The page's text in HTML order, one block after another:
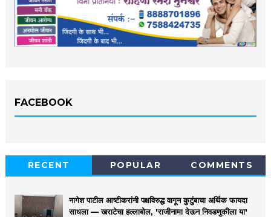
FACEBOOK
RECENT POPULAR COMMENTS
नागेश पाटील आष्टीकरांनी पक्षविरुद्ध वागून कुटुंबाचा अर्थिक फायदा
साधला — खराटेचा हल्लाबोल, 'राजीनामा देऊन निवडणुकीला या'